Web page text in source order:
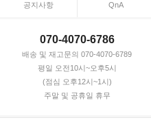
공지사항 QnA
070-4070-6786
배송 및 재고문의 070-4070-6789
평일 오전10시~오후5시
(점심 오후12시~1시)
주말 및 공휴일 휴무